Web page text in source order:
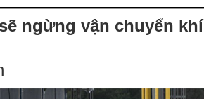
ngừng vận chuyển